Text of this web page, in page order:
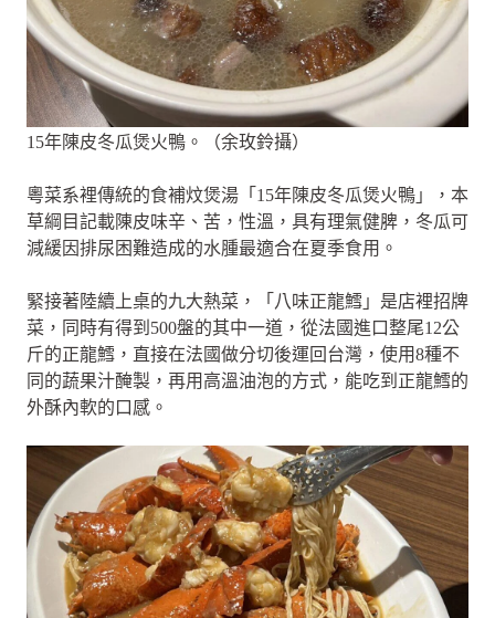
15年陳皮冬瓜煲火鴨。（余玫鈴攝）
粵菜系裡傳統的食補炆煲湯「15年陳皮冬瓜煲火鴨」，本
草綱目記載陳皮味辛、苦，性溫，具有理氣健脾，冬瓜可
減緩因排尿困難造成的水腫最適合在夏季食用。
緊接著陸續上桌的九大熱菜，「八味正龍鱈」是店裡招牌
菜，同時有得到500盤的其中一道，從法國進口整尾12公
斤的正龍鱈，直接在法國做分切後運回台灣，使用8種不
同的蔬果汁醃製，再用高溫油泡的方式，能吃到正龍鱈的
外酥內軟的口感。